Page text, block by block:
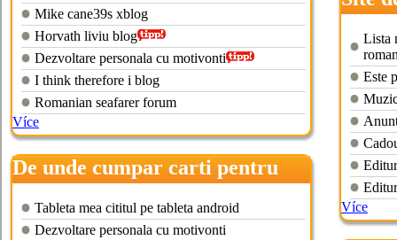
Mike cane39s xblog
Horvath liviu blog
Dezvoltare personala cu motivonti
I think therefore i blog
Romanian seafarer forum
Více
De unde cumpar carti pentru
kindle
Tableta mea cititul pe tableta android
Dezvoltare personala cu motivonti
Lista
Este
Více